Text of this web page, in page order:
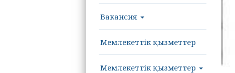
Вакансия
Мемлекеттік қызметтер
Мемлекеттік қызметтер